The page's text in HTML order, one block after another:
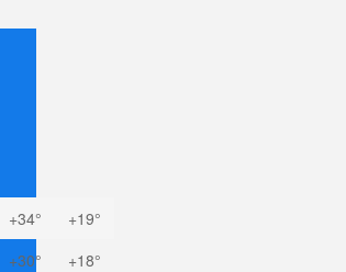
+34° +19°
+30° +18°